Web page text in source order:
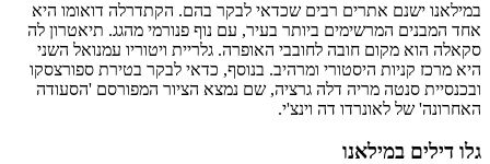
במילאנו ישנם אתרים רבים שכדאי לבקר בהם. הקתדרלה דואומו היא
אחד המבנים המרשימים ביותר בעיר, עם נוף פנורמי מהגג. תיאטרון לה
סקאלה הוא מקום חובה לחובבי האופרה. גלריית ויטוריו עמנואל השני
היא מרכז קניות היסטורי ומרהיב. בנוסף, כדאי לבקר בטירת ספורצסקו
ובכנסיית סנטה מריה דלה גרציה, שם נמצא הציור המפורסם 'הסעודה
האחרונה' של לאונרדו דה וינצ'י.
גלו דילים במילאנו